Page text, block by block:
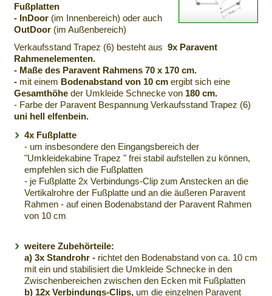
Fußplatten
- InDoor (im Innenbereich) oder auch
OutDoor (im Außenbereich)
Verkaufsstand Trapez (6) besteht aus 9x Paravent
Rahmenelementen.
- Maße des Paravent Rahmens 70 x 170 cm.
- mit einem Bodenabstand von 10 cm ergibt sich eine
Gesamthöhe der Umkleide Schnecke von 180 cm.
- Farbe der Paravent Bespannung Verkaufsstand Trapez (6)
uni hell elfenbein.
4x Fußplatte
- um insbesondere den Eingangsbereich der
"Umkleidekabine Trapez " frei stabil aufstellen zu können,
empfehlen sich die Fußplatten
- je Fußplatte 2x Verbindungs-Clip zum Anstecken an die
Vertikalrohre der Fußplatte und an die äußeren Paravent
Rahmen - auf einen Bodenabstand der Paravent Rahmen
von 10 cm
weitere Zubehörteile:
a) 3x Standrohr - richtet den Bodenabstand von ca. 10 cm
mit ein und stabilisiert die Umkleide Schnecke in den
Zwischenbereichen zwischen den Ecken mit Fußplatten
b) 12x Verbindungs-Clips, um die einzelnen Paravent